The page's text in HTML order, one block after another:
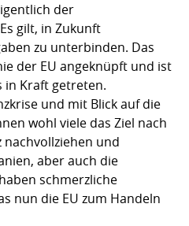
der
gilt, in Zukunft
zu unterbinden. Das
der EU angeknüpft und ist
in Kraft getreten.
und mit Blick auf die
wohl viele das Ziel nach
und
aber auch die
schmerzliche
nun die EU zum Handeln